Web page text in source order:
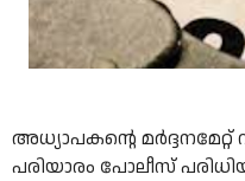
അധ്യാപകന്റെ മര്‍ദ്ദനമേറ്റ്
പരിയാരം പോലീസ്